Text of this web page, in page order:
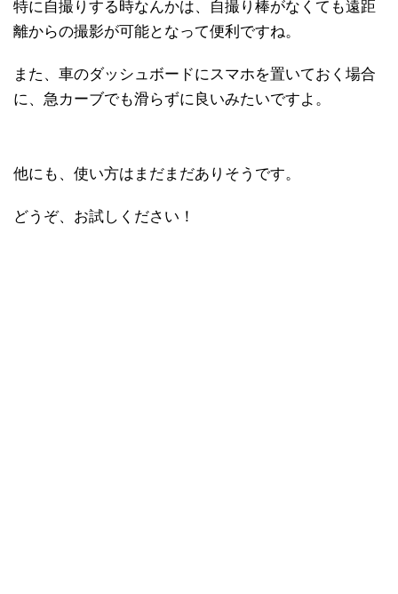
特に自撮りする時なんかは、自撮り棒がなくても遠距
離からの撮影が可能となって便利ですね。
また、車のダッシュボードにスマホを置いておく場合
に、急カーブでも滑らずに良いみたいですよ。
他にも、使い方はまだまだありそうです。
どうぞ、お試しください！